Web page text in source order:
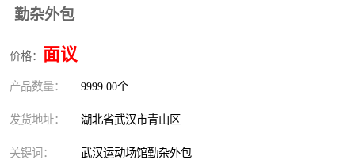
勤杂外包
价格： 面议
产品数量： 9999.00个
发货地址： 湖北省武汉市青山区
关键词： 武汉运动场馆勤杂外包